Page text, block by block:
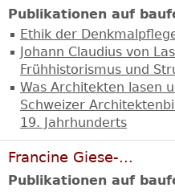
Publikationen auf
Ethik der
Johann Claudius von
Frühhistorismus und
Was Architekten lasen
Schweizer
19. Jahrhunderts
Francine Giese-...
Publikationen auf